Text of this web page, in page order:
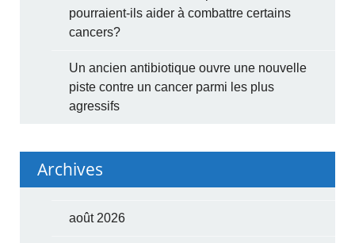
pourraient-ils aider à combattre certains
cancers?
Un ancien antibiotique ouvre une nouvelle
piste contre un cancer parmi les plus
agressifs
Archives
août 2026